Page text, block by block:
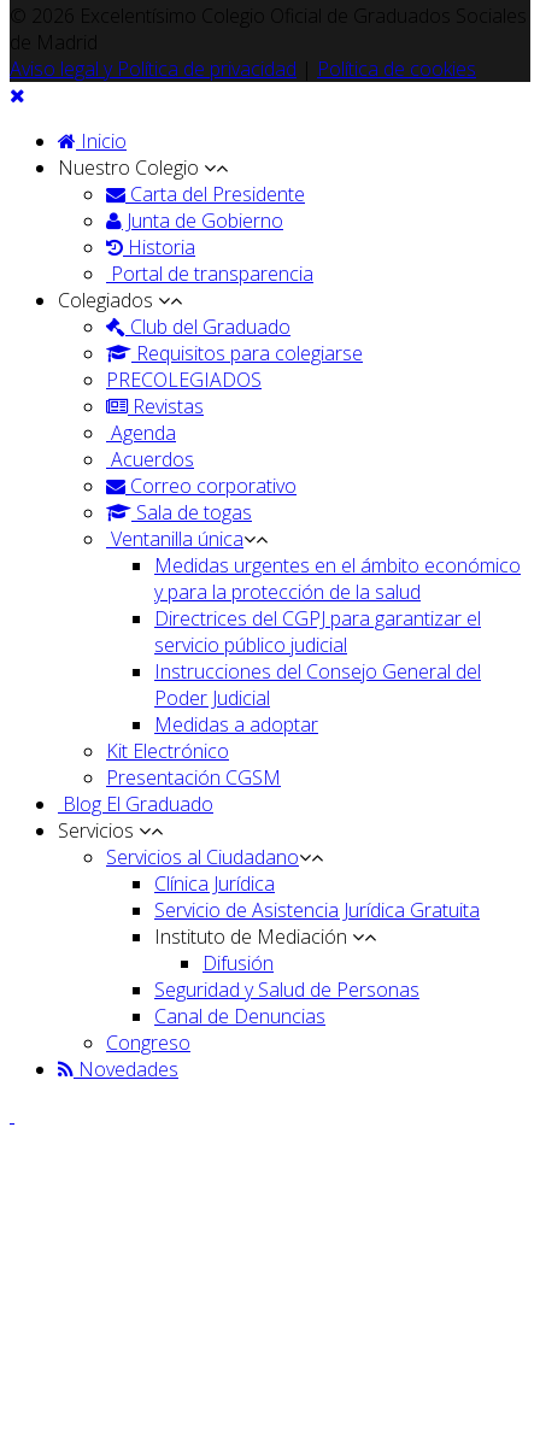
© 2026 Excelentísimo Colegio Oficial de Graduados Sociales
de Madrid
Aviso legal y Política de privacidad
Política de cookies
Inicio
Nuestro Colegio
Carta del Presidente
Junta de Gobierno
Historia
Portal de transparencia
Colegiados
Club del Graduado
Requisitos para colegiarse
PRECOLEGIADOS
Revistas
Agenda
Acuerdos
Correo corporativo
Sala de togas
Ventanilla única
Medidas urgentes en el ámbito económico
y para la protección de la salud
Directrices del CGPJ para garantizar el
servicio público judicial
Instrucciones del Consejo General del
Poder Judicial
Medidas a adoptar
Kit Electrónico
Presentación CGSM
Blog El Graduado
Servicios
Servicios al Ciudadano
Clínica Jurídica
Servicio de Asistencia Jurídica Gratuita
Instituto de Mediación
Difusión
Seguridad y Salud de Personas
Canal de Denuncias
Congreso
Novedades